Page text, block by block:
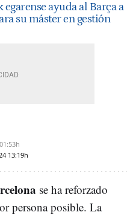
egarense ayuda al Barça a
su máster en gestión
01:53h
13:19h
se ha reforzado
persona posible. La